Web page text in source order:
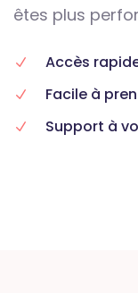
êtes plus
Accès
Facile à
Support à